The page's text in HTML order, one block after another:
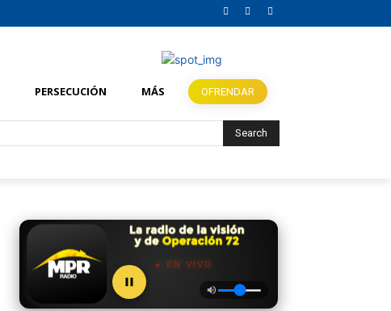
PERSECUCIÓN MÁS OFRENDAR
Search
● EN VIVO